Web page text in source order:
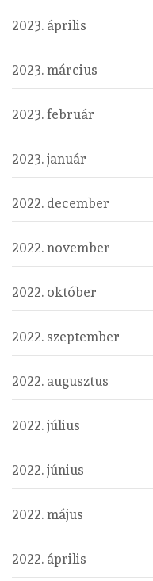
2023. április
2023. március
2023. február
2023. január
2022. december
2022. november
2022. október
2022. szeptember
2022. augusztus
2022. július
2022. június
2022. május
2022. április